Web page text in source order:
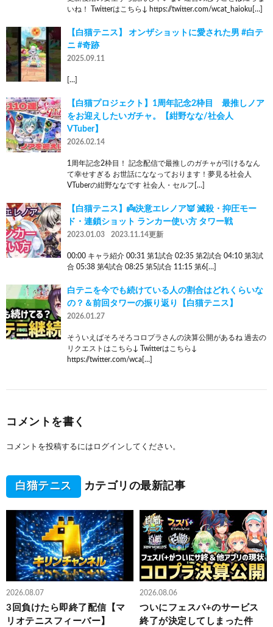
いね！ Twitterはこちら↓ https://twitter.com/wcat_haioku[…]
【白猫テニス】 オンザショットに愛された男 #白テ
ニ #奇跡
2025.09.11
[…]
【白猫プロジェクト】1周年記念2枠目 最推しノア
をお迎えしたいガチャ。【紺野なな/社会人
VTuber】
2026.02.14
1周年記念2枠目！ 記念配信で最推しのガチャが引けるなん
て幸せすぎる お世話にななっております！夢見る社会人
VTuberの紺野ななです 社会人・セルフ[…]
【白猫テニス】👼決意エレノア👿 滅殺・抑圧モー
ド・連鎖ショット ランカー使い方 タワー戦
2023.01.03 2023.11.14更新
00:00 キャラ紹介 00:31 第1試合 02:35 第2試合 04:10 第3試
合 05:38 第4試合 08:25 第5試合 11:15 第6[…]
白テニを今でも続けている人の割合はどれくらいな
の？＆前回タワーの振り返り【白猫テニス】
2026.01.27
そういえばそろそろコロプラさんの決算公開があるね 過去の
リクエストはこちら↓ Twitterはこちら↓
https://twitter.com/wca[…]
コメントを書く
コメントを投稿するには ログイン してください。
白猫テニス カテゴリの最新記事
2026.08.07
3回負けたら即終了配信【マ
リオテニスフィーバー】
2026.08.06
ついにフェスバ+のサービス
終了が決定してしまった件